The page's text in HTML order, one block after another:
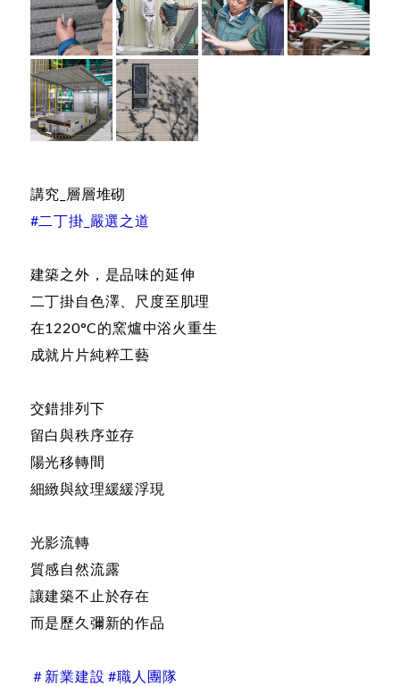
講究_層層堆砌
#二丁掛_嚴選之道
建築之外，是品味的延伸
二丁掛自色澤、尺度至肌理
在1220°C的窯爐中浴火重生
成就片片純粹工藝
交錯排列下
留白與秩序並存
陽光移轉間
細緻與紋理緩緩浮現
光影流轉
質感自然流露
讓建築不止於存在
而是歷久彌新的作品
＃新業建設 #職人團隊